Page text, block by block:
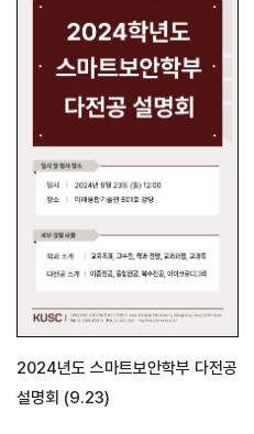
2024년도 스마트보안학부 다전공
설명회 (9.23)